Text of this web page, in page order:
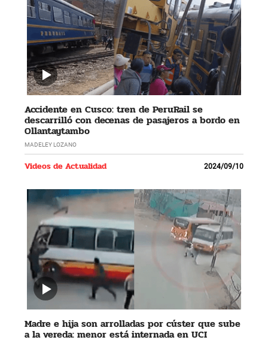
Accidente en Cusco: tren de PeruRail se
descarrilló con decenas de pasajeros a bordo en
Ollantaytambo
MADELEY LOZANO
Videos de Actualidad 2024/09/10
Madre e hija son arrolladas por cúster que sube
a la vereda: menor está internada en UCI